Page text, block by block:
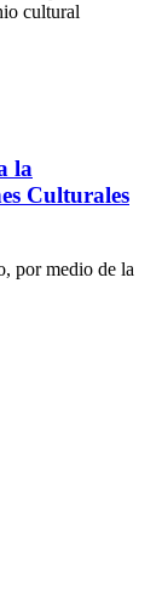
cultural
la
Culturales
por medio de la